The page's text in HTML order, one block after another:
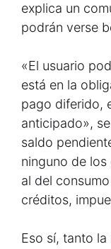
explica un
podrán verse
«El usuario
está en la
pago diferido,
anticipado»,
saldo
ninguno de
al del
créditos,
Eso sí, tanto la